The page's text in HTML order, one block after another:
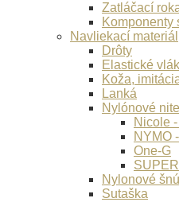
Zatláčací
Komponenty
Navliekací materiál
Drôty
Elastické
Koža,
Lanká
Nylónové nite
Nicole
NYMO
One-G
Nylonové
Sutaška